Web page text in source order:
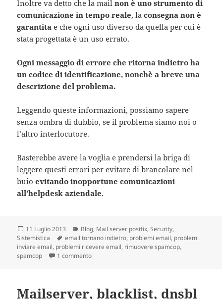
Inoltre va detto che la mailnon è uno strumento di
comunicazione in tempo reale, laconsegna non è
garantita e che ogni uso diverso da quella per cui è
stata progettata è un uso errato.
Ogni messaggio di errore che ritorna indietro ha
un codice di identificazione, nonchè a breve una
descrizione del problema.
Leggendo queste informazioni, possiamo sapere
senza ombra di dubbio, se il problema siamo noi o
l’altro interlocutore.
Basterebbe avere la voglia e prendersi la briga di
leggere questi errori per evitare di brancolare nel
buioevitando inopportune comunicazioni
all’helpdesk aziendale.
Scritto
il
11 Luglio 2013 Categorie
Blog, Mail server postfix,Security,
Sistemistica
Tag
email tornano indietro, problemi email, problemi
inviare email, problemi ricevere email, rimuovere spamcop,
spamcop
1 commento
Mailserver, blacklist, dnsbl